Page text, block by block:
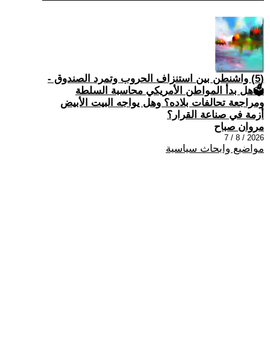
(5) واشنطن بين استنزاف الحروب وتمرد الصندوق -
🗳هل بدأ المواطن الأمريكي محاسبة السلطة
ومراجعة تحالفات بلاده؟ وهل يواجه البيت الأبيض
أزمة في صناعة القرار؟
مروان صباح
2026 / 8 / 7
مواضيع وابحاث سياسية